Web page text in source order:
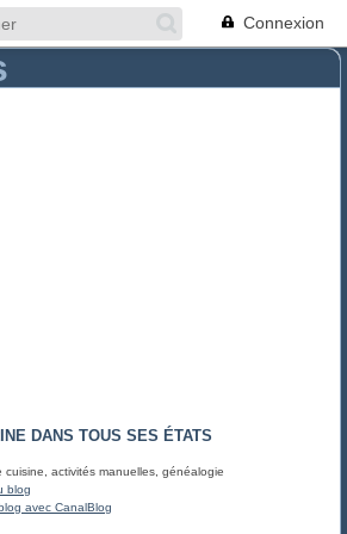
Connexion
DANS TOUS SES ÉTATS
cuisine, activités manuelles, généalogie
blog
avec CanalBlog